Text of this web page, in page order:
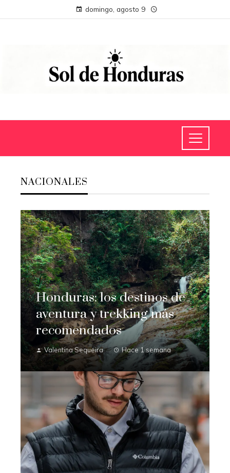
domingo, agosto 9
NACIONALES
Honduras: los destinos de
aventura y trekking más
recomendados
Valentina Sequeira Hace 1 semana